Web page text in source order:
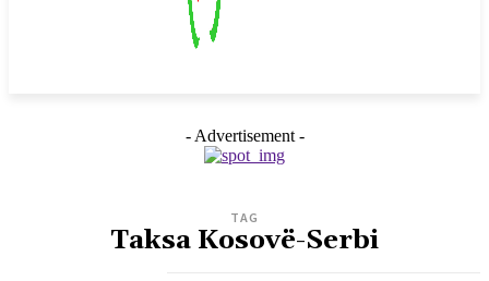
- Advertisement -
TAG
Taksa Kosovë-Serbi